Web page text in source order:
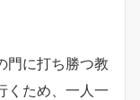
門に打ち勝つ教
くため、一人一